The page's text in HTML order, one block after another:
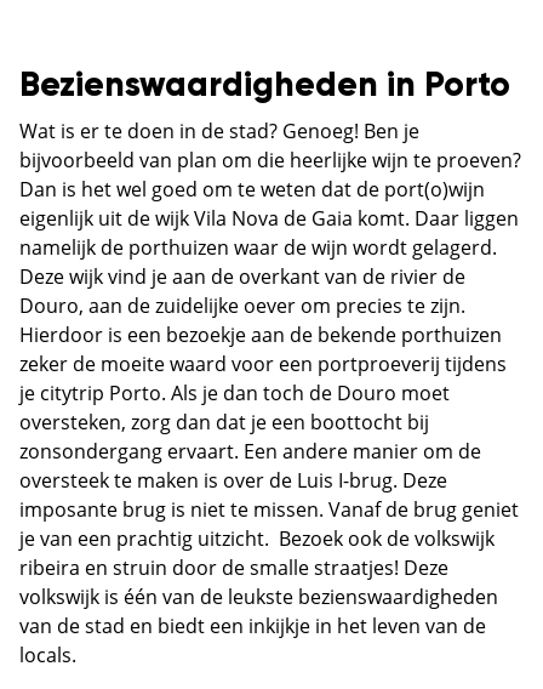
Bezienswaardigheden in Porto
Wat is er te doen in de stad? Genoeg! Ben je
bijvoorbeeld van plan om die heerlijke wijn te proeven?
Dan is het wel goed om te weten dat de port(o)wijn
eigenlijk uit de wijk Vila Nova de Gaia komt. Daar liggen
namelijk de porthuizen waar de wijn wordt gelagerd.
Deze wijk vind je aan de overkant van de rivier de
Douro, aan de zuidelijke oever om precies te zijn.
Hierdoor is een bezoekje aan de bekende porthuizen
zeker de moeite waard voor een portproeverij tijdens
je citytrip Porto. Als je dan toch de Douro moet
oversteken, zorg dan dat je een boottocht bij
zonsondergang ervaart. Een andere manier om de
oversteek te maken is over de Luis I-brug. Deze
imposante brug is niet te missen. Vanaf de brug geniet
je van een prachtig uitzicht. Bezoek ook de volkswijk
ribeira en struin door de smalle straatjes! Deze
volkswijk is één van de leukste bezienswaardigheden
van de stad en biedt een inkijkje in het leven van de
locals.